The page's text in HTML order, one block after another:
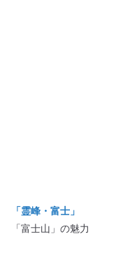
「霊峰・富士」
「富士山」の魅力